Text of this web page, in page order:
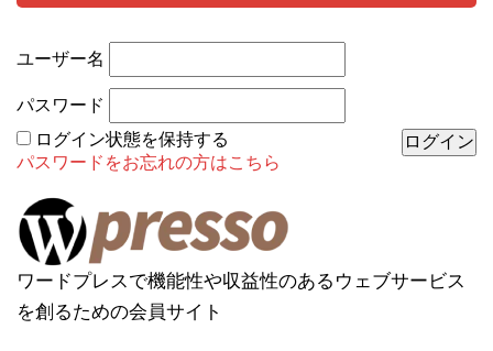
ユーザー名
パスワード
ログイン状態を保持する
パスワードをお忘れの方はこちら
ワードプレスで機能性や収益性のあるウェブサービス
を創るための会員サイト